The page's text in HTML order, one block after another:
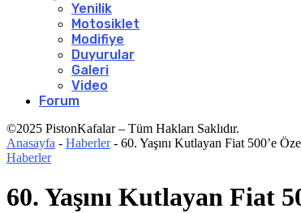
Yenilik
Motosiklet
Modifiye
Duyurular
Galeri
Video
Forum
©2025 PistonKafalar – Tüm Hakları Saklıdır.
Anasayfa - Haberler- 60. Yaşını Kutlayan Fiat 500’e
Haberler
60. Yaşını Kutlayan Fiat